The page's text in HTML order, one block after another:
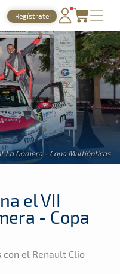
desde 1999
¡Regístrate!
PORTADA
TIEMPOS ONLINE
NOTICIAS
AGENDA
GALERÍAS
TIENDA
La Gomera - Copa Multiópticas
el VII
- Copa
con el Renault Clio